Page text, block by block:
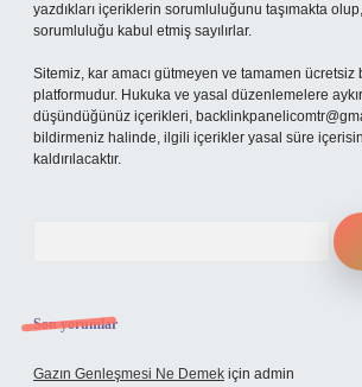
yazdıkları içeriklerin sorumluluğunu taşımakta
sorumluluğu kabul etmiş sayılırlar.
Sitemiz, kar amacı gütmeyen ve tamamen ücretsiz
platformudur. Hukuka ve yasal düzenlemelere
düşündüğünüz içerikleri,
bildirmeniz halinde, ilgili içerikler yasal süre
kaldırılacaktır.
Son yorumlar
Gazın Genleşmesi Ne Demek için admin